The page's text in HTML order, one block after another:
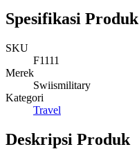
Spesifikasi Produk
SKU
F1111
Merek
Swiismilitary
Kategori
Travel
Deskripsi Produk